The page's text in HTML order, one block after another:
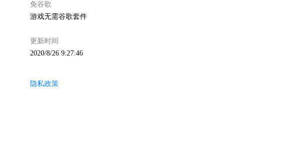
免谷歌
游戏无需谷歌套件
更新时间
2020/8/26 9:27:46
隐私政策